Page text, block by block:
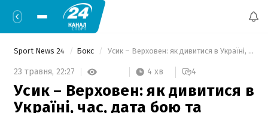
Sport News 24 Бокс Усик – Верховен: як дивитися в Україні, час, дата бою та телеканал
23 травня, 22:27 4 хв 4
Усик – Верховен: як дивитися в
Україні, час, дата бою та